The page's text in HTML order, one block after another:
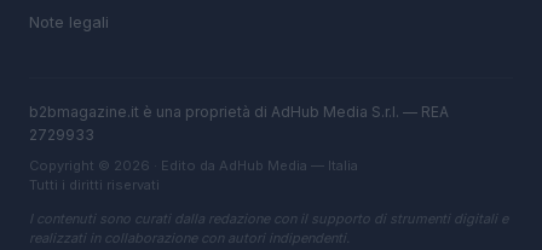
Note legali
b2bmagazine.it è una proprietà di AdHub Media S.r.l. — REA
2729933
Copyright © 2026 · Edito da AdHub Media — Italia
Tutti i diritti riservati
I contenuti sono curati dalla redazione con il supporto di strumenti digitali e
realizzati in collaborazione con autori indipendenti.